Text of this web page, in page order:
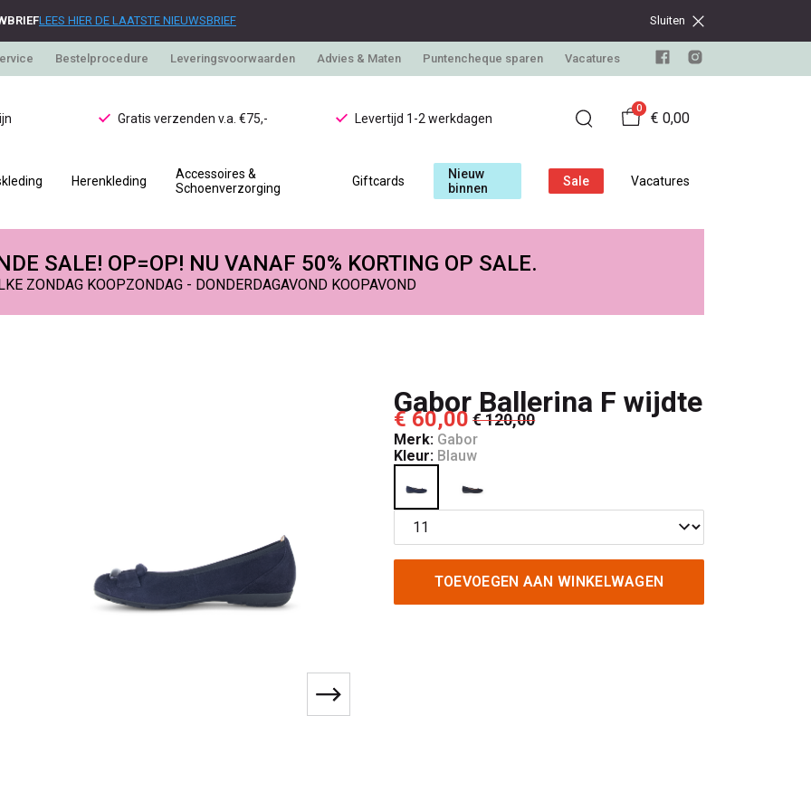
LEES HIER DE LAATSTE NIEUWSBRIEF Sluiten
Bestelprocedure Leveringsvoorwaarden Advies & Maten Puntencheque sparen Vacatures
Gratis verzenden v.a. €75,- Levertijd 1-2 werkdagen
0
€ 0,00
Herenkleding
Accessoires &
Schoenverzorging
Giftcards
Nieuw
binnen
Sale Vacatures
SALE! OP=OP! NU VANAF 50% KORTING OP SALE.
ZONDAG KOOPZONDAG - DONDERDAGAVOND KOOPAVOND
Gabor Ballerina F wijdte
€ 60,00 € 120,00
Merk: Gabor
Kleur: Blauw
TOEVOEGEN AAN WINKELWAGEN